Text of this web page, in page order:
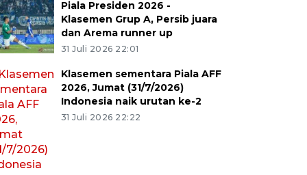
Piala Presiden 2026 -
Klasemen Grup A, Persib juara
dan Arema runner up
31 Juli 2026 22:01
Klasemen sementara Piala AFF
2026, Jumat (31/7/2026)
Indonesia naik urutan ke-2
31 Juli 2026 22:22